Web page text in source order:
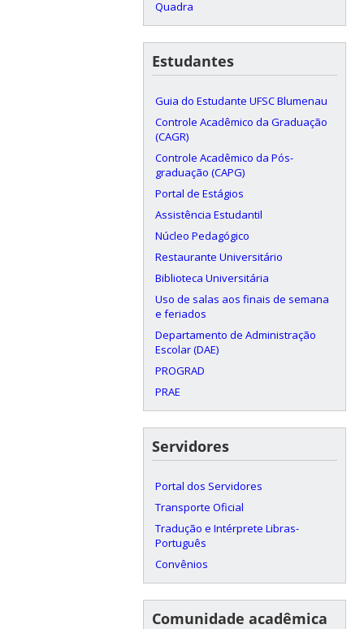
Quadra
Estudantes
Guia do Estudante UFSC Blumenau
Controle Acadêmico da Graduação
(CAGR)
Controle Acadêmico da Pós-
graduação (CAPG)
Portal de Estágios
Assistência Estudantil
Núcleo Pedagógico
Restaurante Universitário
Biblioteca Universitária
Uso de salas aos finais de semana
e feriados
Departamento de Administração
Escolar (DAE)
PROGRAD
PRAE
Servidores
Portal dos Servidores
Transporte Oficial
Tradução e Intérprete Libras-
Português
Convênios
Comunidade acadêmica